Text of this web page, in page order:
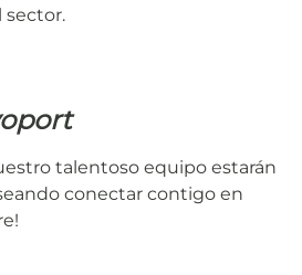
sector.
talentoso equipo estarán
conectar contigo en